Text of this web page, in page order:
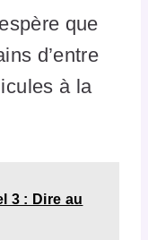
que
d’entre
à la
3 : Dire au